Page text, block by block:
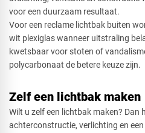
voor een duurzaam resultaat.
Voor een reclame lichtbak buiten
wit plexiglas wanneer uitstraling
kwetsbaar voor stoten of
polycarbonaat de betere keuze zijn.
Zelf een lichtbak maken
Wilt u zelf een lichtbak maken? Dan
achterconstructie, verlichting en